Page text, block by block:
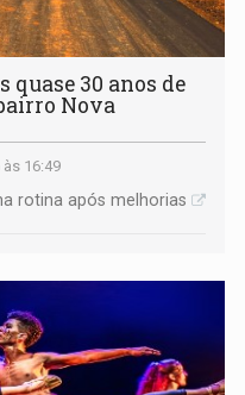
quase 30 anos de
Nova
16:49
rotina após melhorias